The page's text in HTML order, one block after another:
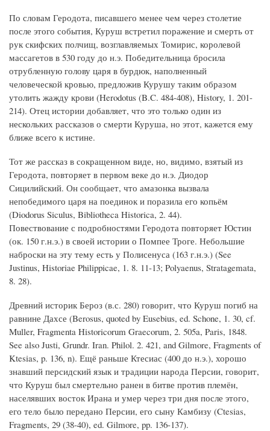
По словам Геродота, писавшего менее чем через столетие
после этого события, Куруш встретил поражение и смерть от
рук скифских полчищ, возглавляемых Томирис, королевой
массагетов в 530 году до н.э. Победительница бросила
отрубленную голову царя в бурдюк, наполненный
человеческой кровью, предложив Курушу таким образом
утолить жажду крови (Herodotus (B.C. 484-408), History, 1. 201-
214). Отец истории добавляет, что это только один из
нескольких рассказов о смерти Куруша, но этот, кажется ему
ближе всего к истине.
Тот же рассказ в сокращенном виде, но, видимо, взятый из
Геродота, повторяет в первом веке до н.э. Диодор
Сицилийский. Он сообщает, что амазонка вызвала
непобедимого царя на поединок и поразила его копьём
(Diodorus Siculus, Bibliotheca Historica, 2. 44).
Повествование с подробностями Геродота повторяет Юстин
(ок. 150 г.н.э.) в своей истории о Помпее Троге. Небольшие
наброски на эту тему есть у Полисенуса (163 г.н.э.) (See
Justinus, Historiae Philippicae, 1. 8. 11-13; Polyaenus, Stratagemata,
8. 28).
Древний историк Бероз (в.с. 280) говорит, что Куруш погиб на
равнине Дахсе (Berosus, quoted by Eusebius, ed. Schone, 1. 30, cf.
Muller, Fragmenta Historicorum Graecorum, 2. 505a, Paris, 1848.
See also Justi, Grundr. Iran. Philol. 2. 421, and Gilmore, Fragments of
Ktesias, p. 136, n). Ещё раньше Ктесиас (400 до н.э.), хорошо
знавший персидский язык и традиции народа Персии, говорит,
что Куруш был смертельно ранен в битве против племён,
населявших восток Ирана и умер через три дня после этого,
его тело было передано Персии, его сыну Камбизу (Ctesias,
Fragments, 29 (38-40), ed. Gilmore, pp. 136-137).